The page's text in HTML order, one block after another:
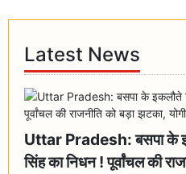
Latest News
Uttar Pradesh: बसपा के
सिंह का निधन ! पूर्वांचल की